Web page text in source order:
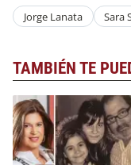
Jorge Lanata Sara
TAMBIÉN TE